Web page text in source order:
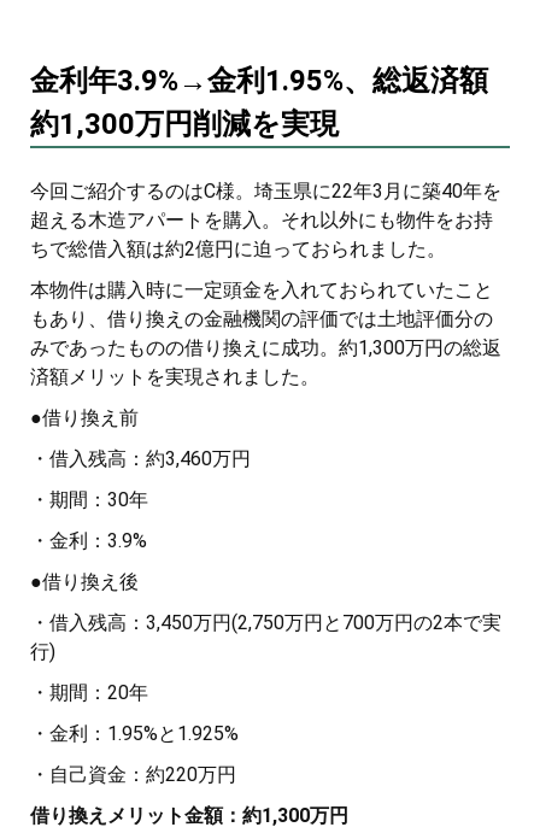
金利年3.9%→金利1.95%、総返済額
約1,300万円削減を実現
今回ご紹介するのはC様。埼玉県に22年3月に築40年を
超える木造アパートを購入。それ以外にも物件をお持
ちで総借入額は約2億円に迫っておられました。
本物件は購入時に一定頭金を入れておられていたこと
もあり、借り換えの金融機関の評価では土地評価分の
みであったものの借り換えに成功。約1,300万円の総返
済額メリットを実現されました。
●借り換え前
・借入残高：約3,460万円
・期間：30年
・金利：3.9%
●借り換え後
・借入残高：3,450万円(2,750万円と700万円の2本で実
行)
・期間：20年
・金利：1.95%と1.925%
・自己資金：約220万円
借り換えメリット金額：約1,300万円